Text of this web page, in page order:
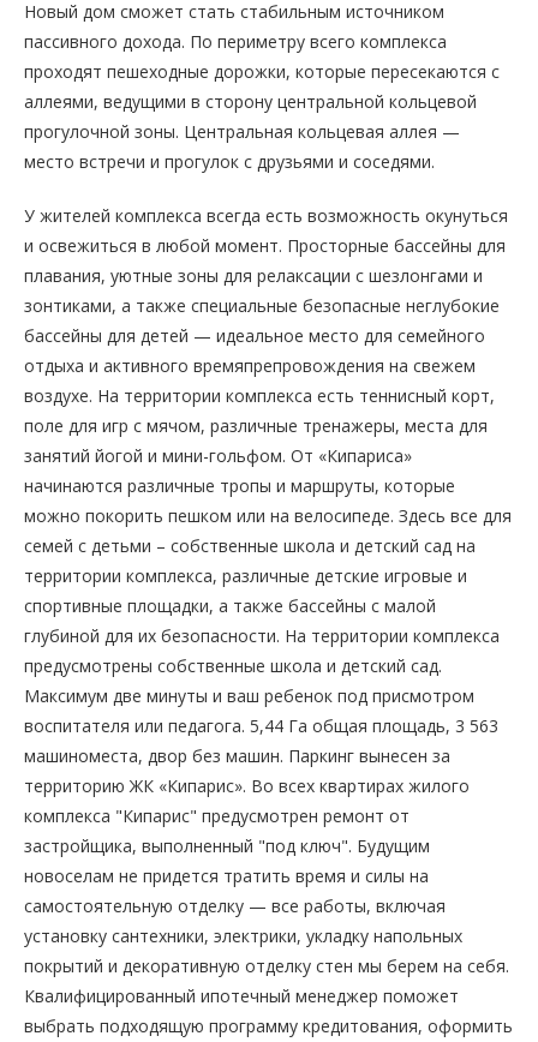
Новый дом сможет стать стабильным источником
пассивного дохода. По периметру всего комплекса
проходят пешеходные дорожки, которые пересекаются с
аллеями, ведущими в сторону центральной кольцевой
прогулочной зоны. Центральная кольцевая аллея —
место встречи и прогулок с друзьями и соседями.
У жителей комплекса всегда есть возможность окунуться
и освежиться в любой момент. Просторные бассейны для
плавания, уютные зоны для релаксации с шезлонгами и
зонтиками, а также специальные безопасные неглубокие
бассейны для детей — идеальное место для семейного
отдыха и активного времяпрепровождения на свежем
воздухе. На территории комплекса есть теннисный корт,
поле для игр с мячом, различные тренажеры, места для
занятий йогой и мини-гольфом. От «Кипариса»
начинаются различные тропы и маршруты, которые
можно покорить пешком или на велосипеде. Здесь все для
семей с детьми – собственные школа и детский сад на
территории комплекса, различные детские игровые и
спортивные площадки, а также бассейны с малой
глубиной для их безопасности. На территории комплекса
предусмотрены собственные школа и детский сад.
Максимум две минуты и ваш ребенок под присмотром
воспитателя или педагога. 5,44 Га общая площадь, 3 563
машиноместа, двор без машин. Паркинг вынесен за
территорию ЖК «Кипарис». Во всех квартирах жилого
комплекса "Кипарис" предусмотрен ремонт от
застройщика, выполненный "под ключ". Будущим
новоселам не придется тратить время и силы на
самостоятельную отделку — все работы, включая
установку сантехники, электрики, укладку напольных
покрытий и декоративную отделку стен мы берем на себя.
Квалифицированный ипотечный менеджер поможет
выбрать подходящую программу кредитования, оформить